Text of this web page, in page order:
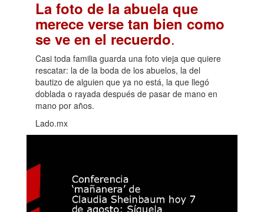
La foto de la abuela que
merece verse tan bien como
se ve en el recuerdo.
Casi toda familia guarda una foto vieja que quiere
rescatar: la de la boda de los abuelos, la del
bautizo de alguien que ya no está, la que llegó
doblada o rayada después de pasar de mano en
mano por años.
Lado.mx